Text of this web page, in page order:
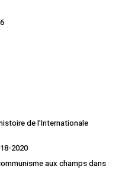
de l’Internationale
2020
aux champs dans